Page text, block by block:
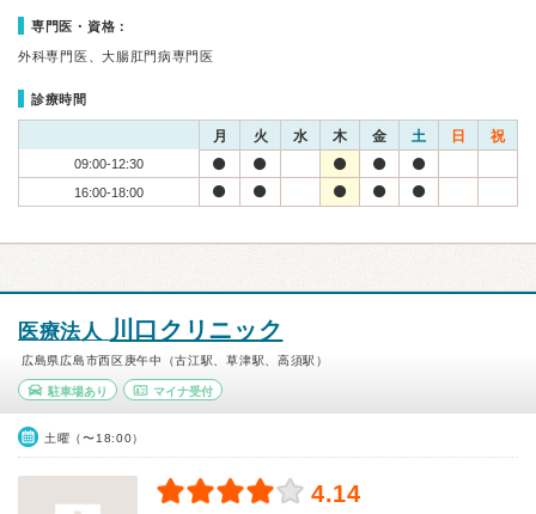
専門医・資格：
外科専門医、大腸肛門病専門医
診療時間
月 火 水 木 金 土 日 祝
09:00-12:30
16:00-18:00
医療法人 川口クリニック
広島県広島市西区庚午中（古江駅、草津駅、高須駅）
駐車場あり マイナ受付
土曜（〜18:00）
4.14